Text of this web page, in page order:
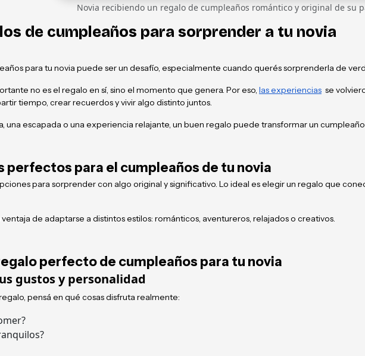
Novia recibiendo un regalo de cumpleaños romántico y original de su
de cumpleaños para sorprender a tu novia
para tu novia puede ser un desafío, especialmente cuando querés sorprenderla de
no es el regalo en sí, sino el momento que genera. Por eso, las experiencias se
tiempo, crear recuerdos y vivir algo distinto juntos.
una escapada o una experiencia relajante, un buen regalo puede transformar un
perfectos para el cumpleaños de tu novia
para sorprender con algo original y significativo. Lo ideal es elegir un regalo que
de adaptarse a distintos estilos: románticos, aventureros, relajados o creativos.
perfecto de cumpleaños para tu novia
gustos y personalidad
pensá en qué cosas disfruta realmente: